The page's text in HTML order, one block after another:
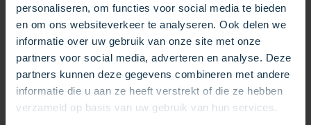
personaliseren, om functies voor social media te bieden
en om ons websiteverkeer te analyseren. Ook delen we
informatie over uw gebruik van onze site met onze
partners voor social media, adverteren en analyse. Deze
partners kunnen deze gegevens combineren met andere
informatie die u aan ze heeft verstrekt of die ze hebben
verzameld op basis van uw gebruik van hun services.
Bij de KOTI Group werken circa 900 medewerkers verspreid
over diverse vestigingen in Europa. Ons hoofdkantoor met
ontwikkel- en productiefaciliteiten bevindt zich in Weert
(Limburg, Nederland). Daarnaast maakt een aantal
zelfstandige productievestigingen en verkoopkantoren de
KOTI Group compleet. Bovendien heeft de KOTI Group
wereldwijd meerdere verkooppartners, waaronder in Zuid-